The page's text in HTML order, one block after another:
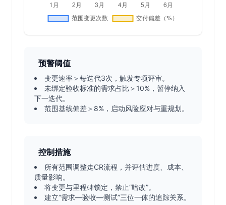
预警阈值
变更速率＞每迭代3次，触发专项评审。
未绑定验收标准的需求占比＞10%，暂停纳入
下一迭代。
范围基线偏差＞8%，启动风险应对与重规划。
控制措施
所有范围调整走CR流程，并评估进度、成本、
质量影响。
将变更与里程碑锁定，禁止“暗改”。
建立“需求—验收—测试”三位一体的追踪关系。